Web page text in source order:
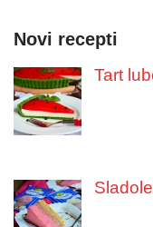
Novi recepti
Tart